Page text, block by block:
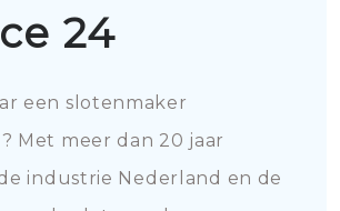
24
een slotenmaker
Met meer dan 20 jaar
industrie Nederland en de